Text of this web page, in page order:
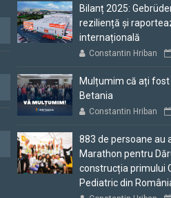
Bilanț 2025:
reziliență și
internațională
Constantin Hriban
Mulțumim că ați
Betania
Constantin Hriban
883 de persoane au
Marathon pentru
construcția primului
Pediatric din